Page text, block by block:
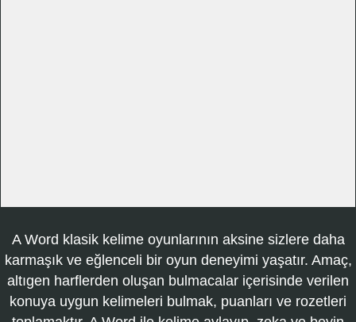
A Word klasik kelime oyunlarının aksine sizlere daha
karmaşık ve eğlenceli bir oyun deneyimi yaşatır. Amaç,
altıgen harflerden oluşan bulmacalar içerisinde verilen
konuya uygun kelimeleri bulmak, puanları ve rozetleri